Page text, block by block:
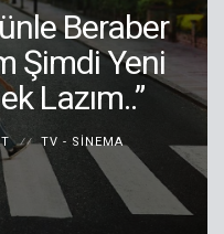
Beraber
Şimdi Yeni
Lazım..”
TV - SINEMA